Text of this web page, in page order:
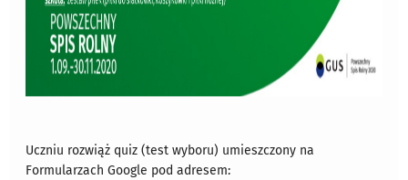
Uczniu rozwiąż quiz (test wyboru) umieszczony na
Formularzach Google pod adresem: